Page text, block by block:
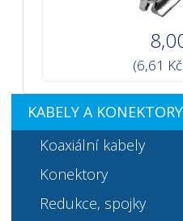
(6,61
KABELY A KONEKTORY
Koaxiální kabely
Konektory
Redukce, spojky